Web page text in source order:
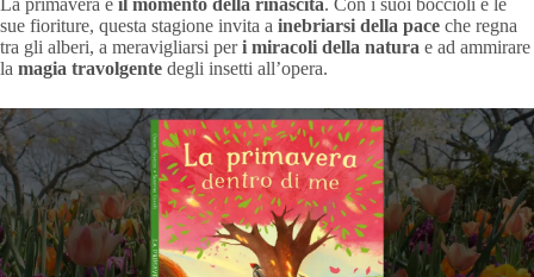
sue fioriture, questa stagione invita a inebriarsi della pace che regna
tra gli alberi, a meravigliarsi peri miracoli della natura e ad ammirare
la magia travolgente degli insetti all’opera.